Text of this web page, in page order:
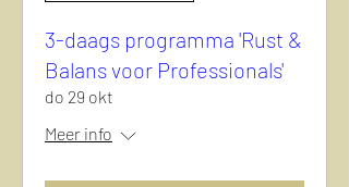
3-daags programma 'Rust &
Balans voor Professionals'
do 29 okt
Meer info